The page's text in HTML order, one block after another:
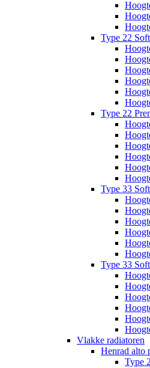
Type 22
Type 22
Type 33
Type 33
Vlakke radiatoren
Henrad alto
Type